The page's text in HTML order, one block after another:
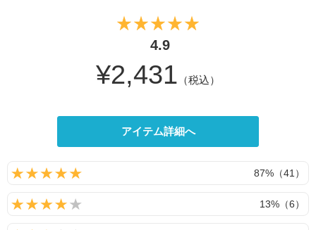
4.9
¥2,431 （税込）
アイテム詳細へ
87%（41）
13%（6）